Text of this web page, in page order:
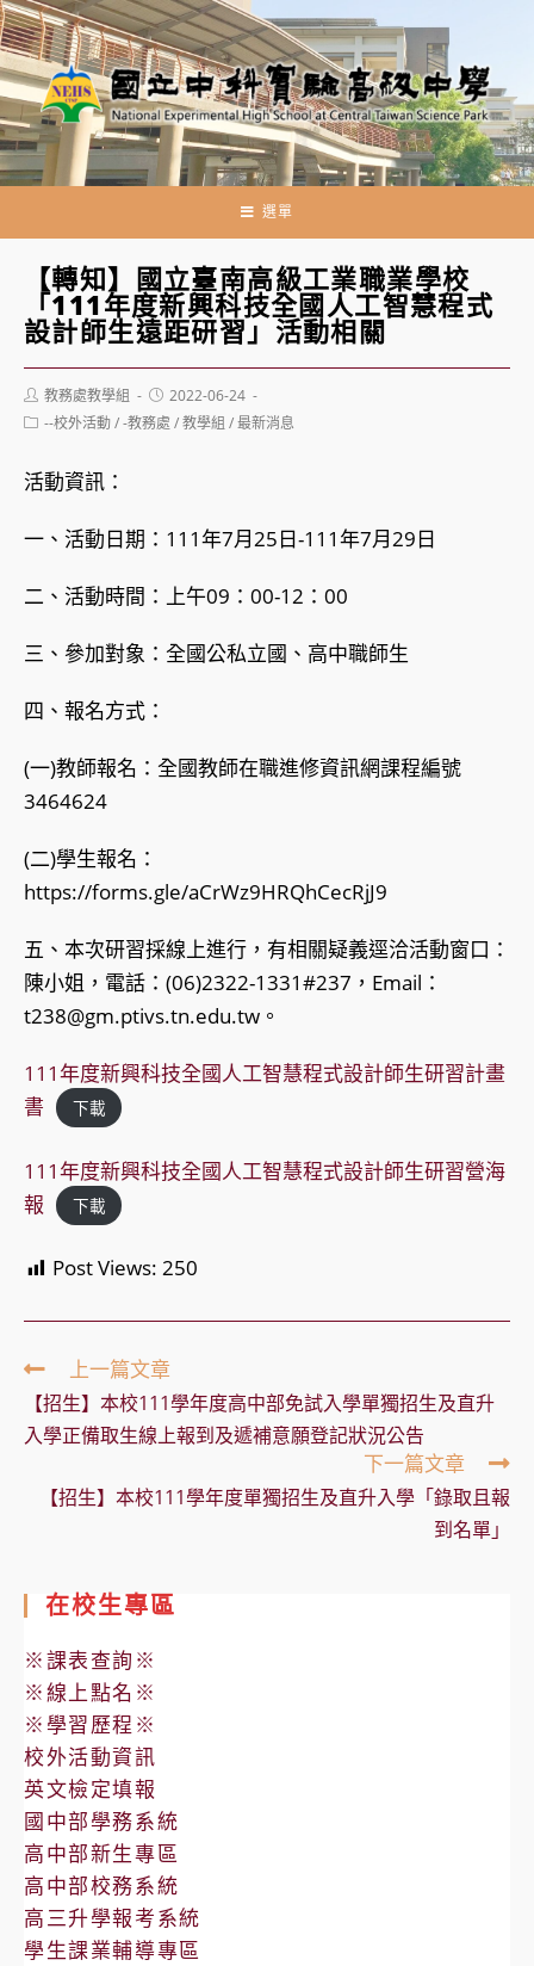
跳
轉
至
主
要
內
選單
【轉知】國立臺南高級工業職業學校
「111年度新興科技全國人工智慧程式
設計師生遠距研習」活動相關
Post
author:
教務處教學組
Post
published:
2022-06-24
Post--校外活動/-教務處 /教學組 /最新消息
活動資訊：
一、活動日期：111年7月25日-111年7月29日
二、活動時間：上午09：00-12：00
三、參加對象：全國公私立國、高中職師生
四、報名方式：
(一)教師報名：全國教師在職進修資訊網課程編號
3464624
(二)學生報名：
https://forms.gle/aCrWz9HRQhCecRjJ9
五、本次研習採線上進行，有相關疑義逕洽活動窗口：
陳小姐，電話：(06)2322-1331#237，Email：
t238@gm.ptivs.tn.edu.tw。
111年度新興科技全國人工智慧程式設計師生研習計畫
書
下載
111年度新興科技全國人工智慧程式設計師生研習營海
報
下載
Post Views: 250
Read
more
articles
上一篇文章
【招生】本校111學年度高中部免試入學單獨招生及直升
入學正備取生線上報到及遞補意願登記狀況公告
下一篇文章
【招生】本校111學年度單獨招生及直升入學「錄取且報
到名單」
在校生專區
※課表查詢※
※線上點名※
※學習歷程※
校外活動資訊
英文檢定填報
國中部學務系統
高中部新生專區
高中部校務系統
高三升學報考系統
學生課業輔導專區